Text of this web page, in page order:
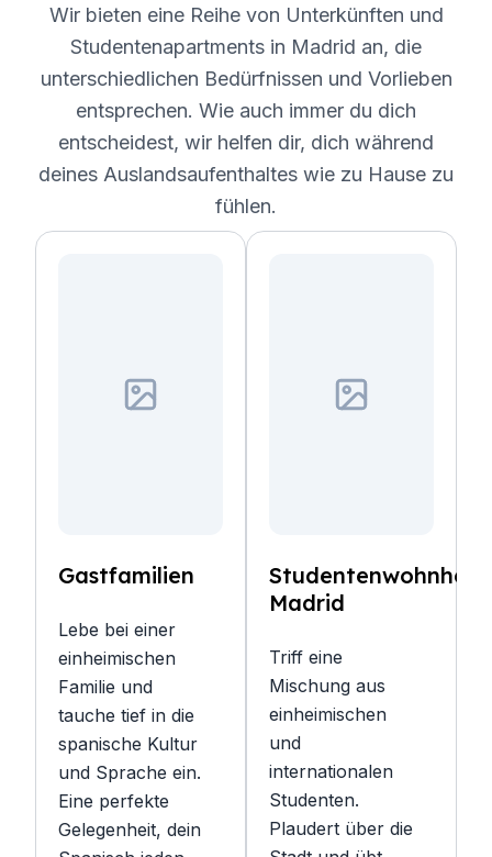
Wir bieten eine Reihe von Unterkünften und
Studentenapartments in Madrid an, die
unterschiedlichen Bedürfnissen und Vorlieben
entsprechen. Wie auch immer du dich
entscheidest, wir helfen dir, dich während
deines Auslandsaufenthaltes wie zu Hause zu
fühlen.
Gastfamilien
Lebe bei einer
einheimischen
Familie und
tauche tief in die
spanische Kultur
und Sprache ein.
Eine perfekte
Gelegenheit, dein
Studentenwohnheim
Madrid
Triff eine
Mischung aus
einheimischen
und
internationalen
Studenten.
Plaudert über die